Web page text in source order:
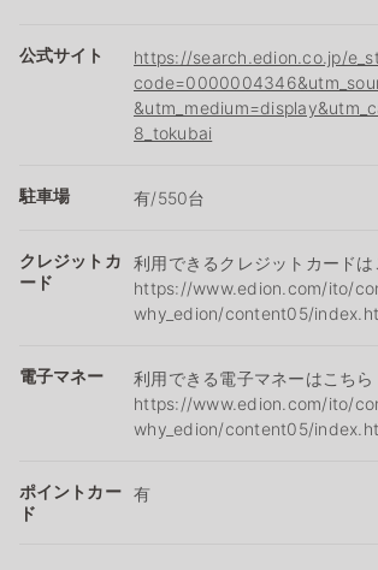
公式サイト
https://search.edion.co.jp/
8_tokubai
駐車場 有/550台
クレジットカ
ード
利用できるクレジットカードは
https://www.edion.com/ito/
why_edion/content05/
電子マネー
利用できる電子マネーはこちら
https://www.edion.com/ito/
why_edion/content05/
ポイントカー
ド
有